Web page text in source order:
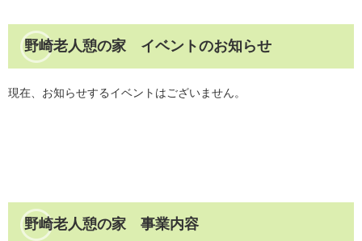
野崎老人憩の家 イベントのお知らせ
現在、お知らせするイベントはございません。
野崎老人憩の家 事業内容